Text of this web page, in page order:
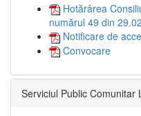
Hotărârea
numărul 49 din
Notificare de
Convocare
Serviciul Public Comunitar